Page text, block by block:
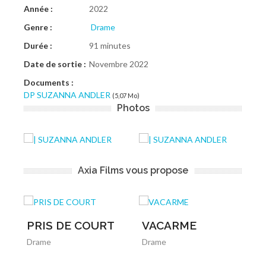
Année :
2022
Genre :
Drame
Durée :
91 minutes
Date de sortie : Novembre 2022
Documents :
DP SUZANNA ANDLER (5,07 Mo)
Photos
Axia Films vous propose
PRIS DE COURT
Drame
VACARME
Drame